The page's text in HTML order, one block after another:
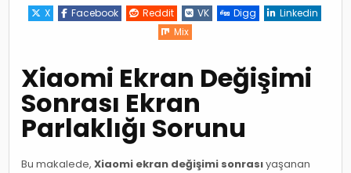
Degisimi
Sonrasi
X
Facebook Reddit VK Digg
Linkedin
Mix
Xiaomi Ekran Değişimi
Sonrası Ekran
Parlaklığı Sorunu
Bu makalede,Xiaomi ekran değişimi sonrasıyaşanan